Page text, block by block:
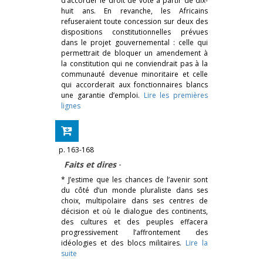
huit ans. En revanche, les Africains
refuseraient toute concession sur deux des
dispositions constitutionnelles prévues
dans le projet gouvernemental : celle qui
permettrait de bloquer un amendement à
la constitution qui ne conviendrait pas à la
communauté devenue minoritaire et celle
qui accorderait aux fonctionnaires blancs
une garantie d’emploi. Lire les premières
lignes
p. 163-168
Faits et dires -
* J’estime que les chances de l’avenir sont
du côté d’un monde pluraliste dans ses
choix, multipolaire dans ses centres de
décision et où le dialogue des continents,
des cultures et des peuples effacera
progressivement l’affrontement des
idéologies et des blocs militaires. Lire la
suite